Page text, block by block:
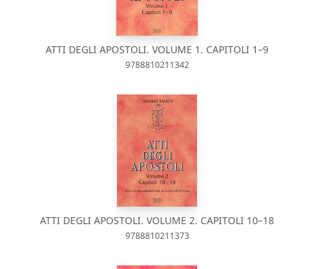
ATTI DEGLI APOSTOLI. VOLUME 1. CAPITOLI 1–9
9788810211342
ATTI DEGLI APOSTOLI. VOLUME 2. CAPITOLI 10–18
9788810211373